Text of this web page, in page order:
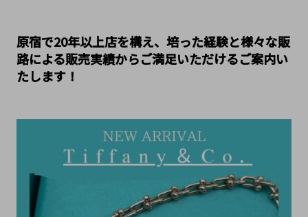
原宿で20年以上店を構え、培った経験と様々な販
路による販売実績からご満足いただけるご案内い
たします！